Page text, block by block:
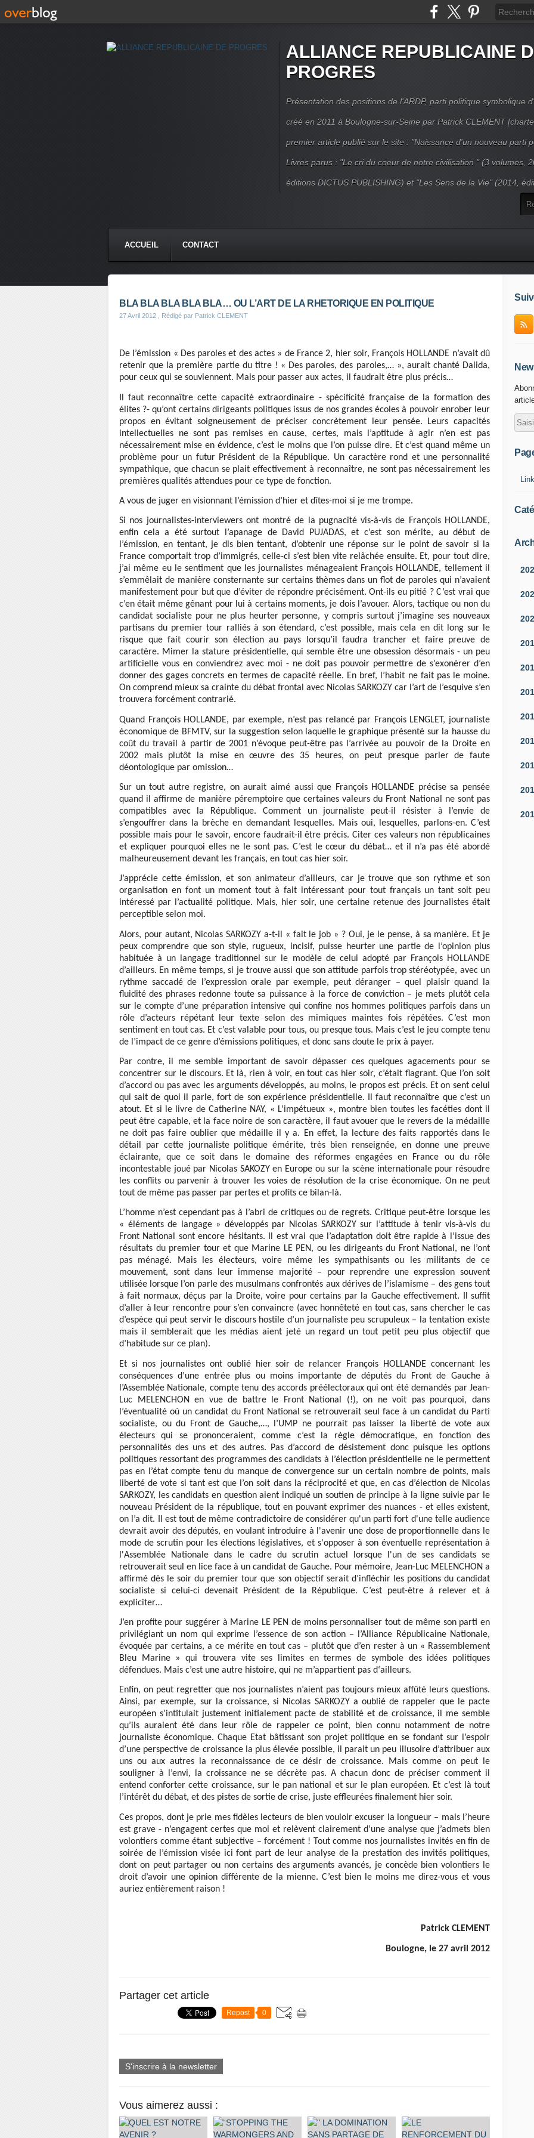
ALLIANCE REPUBLICAINE
PROGRES
Présentation des positions de l'ARDP, parti politique symbolique
créé en 2011 à Boulogne-sur-Seine par Patrick CLEMENT
premier article publié sur le site : "Naissance d'un nouveau parti
Livres parus : "Le cri du coeur de notre civilisation " (3 volumes,
éditions DICTUS PUBLISHING) et "Les Sens de la Vie" (2014,
ACCUEIL CONTACT
BLA BLA BLA BLA BLA… OU L’ART DE LA RHETORIQUE EN POLITIQUE
27 Avril 2012 , Rédigé par Patrick CLEMENT
De l’émission « Des paroles et des actes » de France 2, hier soir, François HOLLANDE n’avait dû
retenir que la première partie du titre ! « Des paroles, des paroles,… », aurait chanté Dalida,
pour ceux qui se souviennent. Mais pour passer aux actes, il faudrait être plus précis…
Il faut reconnaître cette capacité extraordinaire - spécificité française de la formation des
élites ?- qu’ont certains dirigeants politiques issus de nos grandes écoles à pouvoir enrober leur
propos en évitant soigneusement de préciser concrètement leur pensée. Leurs capacités
intellectuelles ne sont pas remises en cause, certes, mais l’aptitude à agir n’en est pas
nécessairement mise en évidence, c’est le moins que l’on puisse dire. Et c’est quand même un
problème pour un futur Président de la République. Un caractère rond et une personnalité
sympathique, que chacun se plait effectivement à reconnaître, ne sont pas nécessairement les
premières qualités attendues pour ce type de fonction.
A vous de juger en visionnant l’émission d’hier et dîtes-moi si je me trompe.
Si nos journalistes-interviewers ont montré de la pugnacité vis-à-vis de François HOLLANDE,
enfin cela a été surtout l’apanage de David PUJADAS, et c’est son mérite, au début de
l’émission, en tentant, je dis bien tentant, d’obtenir une réponse sur le point de savoir si la
France comportait trop d’immigrés, celle-ci s’est bien vite relâchée ensuite. Et, pour tout dire,
j’ai même eu le sentiment que les journalistes ménageaient François HOLLANDE, tellement il
s’emmêlait de manière consternante sur certains thèmes dans un flot de paroles qui n’avaient
manifestement pour but que d’éviter de répondre précisément. Ont-ils eu pitié ? C’est vrai que
c’en était même gênant pour lui à certains moments, je dois l’avouer. Alors, tactique ou non du
candidat socialiste pour ne plus heurter personne, y compris surtout j’imagine ses nouveaux
partisans du premier tour ralliés à son étendard, c’est possible, mais cela en dit long sur le
risque que fait courir son élection au pays lorsqu’il faudra trancher et faire preuve de
caractère. Mimer la stature présidentielle, qui semble être une obsession désormais - un peu
artificielle vous en conviendrez avec moi - ne doit pas pouvoir permettre de s’exonérer d’en
donner des gages concrets en termes de capacité réelle. En bref, l’habit ne fait pas le moine.
On comprend mieux sa crainte du débat frontal avec Nicolas SARKOZY car l’art de l’esquive s’en
trouvera forcément contrarié.
Quand François HOLLANDE, par exemple, n’est pas relancé par François LENGLET, journaliste
économique de BFMTV, sur la suggestion selon laquelle le graphique présenté sur la hausse du
coût du travail à partir de 2001 n’évoque peut-être pas l’arrivée au pouvoir de la Droite en
2002 mais plutôt la mise en œuvre des 35 heures, on peut presque parler de faute
déontologique par omission…
Sur un tout autre registre, on aurait aimé aussi que François HOLLANDE précise sa pensée
quand il affirme de manière péremptoire que certaines valeurs du Front National ne sont pas
compatibles avec la République. Comment un journaliste peut-il résister à l’envie de
s’engouffrer dans la brèche en demandant lesquelles. Mais oui, lesquelles, parlons-en. C’est
possible mais pour le savoir, encore faudrait-il être précis. Citer ces valeurs non républicaines
et expliquer pourquoi elles ne le sont pas. C’est le cœur du débat… et il n’a pas été abordé
malheureusement devant les français, en tout cas hier soir.
J’apprécie cette émission, et son animateur d’ailleurs, car je trouve que son rythme et son
organisation en font un moment tout à fait intéressant pour tout français un tant soit peu
intéressé par l’actualité politique. Mais, hier soir, une certaine retenue des journalistes était
perceptible selon moi.
Alors, pour autant, Nicolas SARKOZY a-t-il « fait le job » ? Oui, je le pense, à sa manière. Et je
peux comprendre que son style, rugueux, incisif, puisse heurter une partie de l’opinion plus
habituée à un langage traditionnel sur le modèle de celui adopté par François HOLLANDE
d’ailleurs. En même temps, si je trouve aussi que son attitude parfois trop stéréotypée, avec un
rythme saccadé de l’expression orale par exemple, peut déranger – quel plaisir quand la
fluidité des phrases redonne toute sa puissance à la force de conviction – je mets plutôt cela
sur le compte d’une préparation intensive qui confine nos hommes politiques parfois dans un
rôle d’acteurs répétant leur texte selon des mimiques maintes fois répétées. C’est mon
sentiment en tout cas. Et c’est valable pour tous, ou presque tous. Mais c’est le jeu compte tenu
de l’impact de ce genre d’émissions politiques, et donc sans doute le prix à payer.
Par contre, il me semble important de savoir dépasser ces quelques agacements pour se
concentrer sur le discours. Et là, rien à voir, en tout cas hier soir, c’était flagrant. Que l’on soit
d’accord ou pas avec les arguments développés, au moins, le propos est précis. Et on sent celui
qui sait de quoi il parle, fort de son expérience présidentielle. Il faut reconnaître que c’est un
atout. Et si le livre de Catherine NAY, « L’impétueux », montre bien toutes les facéties dont il
peut être capable, et la face noire de son caractère, il faut avouer que le revers de la médaille
ne doit pas faire oublier que médaille il y a. En effet, la lecture des faits rapportés dans le
détail par cette journaliste politique émérite, très bien renseignée, en donne une preuve
éclairante, que ce soit dans le domaine des réformes engagées en France ou du rôle
incontestable joué par Nicolas SAKOZY en Europe ou sur la scène internationale pour résoudre
les conflits ou parvenir à trouver les voies de résolution de la crise économique. On ne peut
tout de même pas passer par pertes et profits ce bilan-là.
L’homme n’est cependant pas à l’abri de critiques ou de regrets. Critique peut-être lorsque les
« éléments de langage » développés par Nicolas SARKOZY sur l’attitude à tenir vis-à-vis du
Front National sont encore hésitants. Il est vrai que l’adaptation doit être rapide à l’issue des
résultats du premier tour et que Marine LE PEN, ou les dirigeants du Front National, ne l’ont
pas ménagé. Mais les électeurs, voire même les sympathisants ou les militants de ce
mouvement, sont dans leur immense majorité – pour reprendre une expression souvent
utilisée lorsque l’on parle des musulmans confrontés aux dérives de l’islamisme – des gens tout
à fait normaux, déçus par la Droite, voire pour certains par la Gauche effectivement. Il suffit
d’aller à leur rencontre pour s’en convaincre (avec honnêteté en tout cas, sans chercher le cas
d’espèce qui peut servir le discours hostile d’un journaliste peu scrupuleux – la tentation existe
mais il semblerait que les médias aient jeté un regard un tout petit peu plus objectif que
d’habitude sur ce plan).
Et si nos journalistes ont oublié hier soir de relancer François HOLLANDE concernant les
conséquences d’une entrée plus ou moins importante de députés du Front de Gauche à
l’Assemblée Nationale, compte tenu des accords préélectoraux qui ont été demandés par Jean-
Luc MELENCHON en vue de battre le Front National (!), on ne voit pas pourquoi, dans
l’éventualité où un candidat du Front National se retrouverait seul face à un candidat du Parti
socialiste, ou du Front de Gauche,…, l’UMP ne pourrait pas laisser la liberté de vote aux
électeurs qui se prononceraient, comme c’est la règle démocratique, en fonction des
personnalités des uns et des autres. Pas d’accord de désistement donc puisque les options
politiques ressortant des programmes des candidats à l’élection présidentielle ne le permettent
pas en l’état compte tenu du manque de convergence sur un certain nombre de points, mais
liberté de vote si tant est que l’on soit dans la réciprocité et que, en cas d’élection de Nicolas
SARKOZY, les candidats en question aient indiqué un soutien de principe à la ligne suivie par le
nouveau Président de la république, tout en pouvant exprimer des nuances - et elles existent,
on l’a dit. Il est tout de même contradictoire de considérer qu'un parti fort d'une telle audience
devrait avoir des députés, en voulant introduire à l'avenir une dose de proportionnelle dans le
mode de scrutin pour les élections législatives, et s'opposer à son éventuelle représentation à
l'Assemblée Nationale dans le cadre du scrutin actuel lorsque l'un de ses candidats se
retrouverait seul en lice face à un candidat de Gauche. Pour mémoire, Jean-Luc MELENCHON a
affirmé dès le soir du premier tour que son objectif serait d’infléchir les positions du candidat
socialiste si celui-ci devenait Président de la République. C’est peut-être à relever et à
expliciter…
J’en profite pour suggérer à Marine LE PEN de moins personnaliser tout de même son parti en
privilégiant un nom qui exprime l’essence de son action – l’Alliance Républicaine Nationale,
évoquée par certains, a ce mérite en tout cas – plutôt que d’en rester à un « Rassemblement
Bleu Marine » qui trouvera vite ses limites en termes de symbole des idées politiques
défendues. Mais c’est une autre histoire, qui ne m’appartient pas d‘ailleurs.
Enfin, on peut regretter que nos journalistes n’aient pas toujours mieux affûté leurs questions.
Ainsi, par exemple, sur la croissance, si Nicolas SARKOZY a oublié de rappeler que le pacte
européen s’intitulait justement initialement pacte de stabilité et de croissance, il me semble
qu’ils auraient été dans leur rôle de rappeler ce point, bien connu notamment de notre
journaliste économique. Chaque Etat bâtissant son projet politique en se fondant sur l’espoir
d’une perspective de croissance la plus élevée possible, il parait un peu illusoire d’attribuer aux
uns ou aux autres la reconnaissance de ce désir de croissance. Mais comme on peut le
souligner à l’envi, la croissance ne se décrète pas. A chacun donc de préciser comment il
entend conforter cette croissance, sur le pan national et sur le plan européen. Et c’est là tout
l’intérêt du débat, et des pistes de sortie de crise, juste effleurées finalement hier soir.
Ces propos, dont je prie mes fidèles lecteurs de bien vouloir excuser la longueur – mais l’heure
est grave - n’engagent certes que moi et relèvent clairement d’une analyse que j’admets bien
volontiers comme étant subjective – forcément ! Tout comme nos journalistes invités en fin de
soirée de l’émission visée ici font part de leur analyse de la prestation des invités politiques,
dont on peut partager ou non certains des arguments avancés, je concède bien volontiers le
droit d’avoir une opinion différente de la mienne. C’est bien le moins me direz-vous et vous
auriez entièrement raison !
Patrick CLEMENT
Boulogne, le 27 avril 2012
Partager cet article
Repost 0
S'inscrire à la newsletter
Vous aimerez aussi :